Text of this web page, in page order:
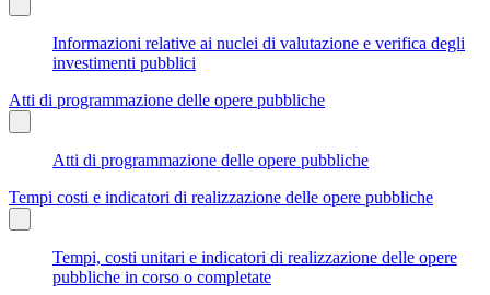
Informazioni relative ai nuclei di valutazione e verifica degli
investimenti pubblici
Atti di programmazione delle opere pubbliche
Atti di programmazione delle opere pubbliche
Tempi costi e indicatori di realizzazione delle opere pubbliche
Tempi, costi unitari e indicatori di realizzazione delle opere
pubbliche in corso o completate